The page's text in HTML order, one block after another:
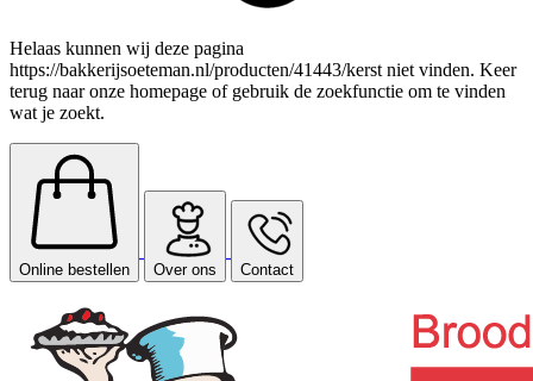
Helaas kunnen wij deze pagina
https://bakkerijsoeteman.nl/producten/41443/kerst niet vinden. Keer
terug naar onze homepage of gebruik de zoekfunctie om te vinden
wat je zoekt.
Online bestellen Over ons Contact